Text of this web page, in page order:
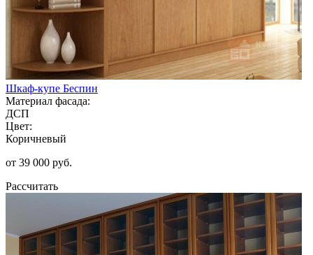
Шкаф-купе Беспин
Материал фасада:
ДСП
Цвет:
Коричневый
от 39 000 руб.
Рассчитать